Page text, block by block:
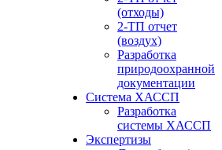
(отходы)
2-ТП отчет
(воздух)
Разработка
природоохранной
документации
Система ХАССП
Разработка
системы ХАССП
Экспертизы